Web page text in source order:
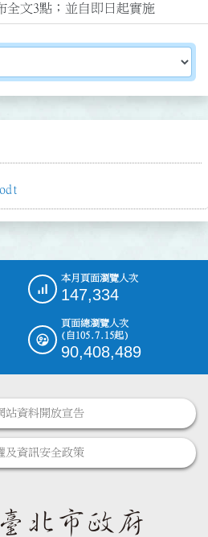
全文3點；並自即日起實施
本月頁面瀏覽人次
147,334
頁面總瀏覽人次
(自105.7.15起)
90,408,489
站資料開放宣告
及資訊安全政策